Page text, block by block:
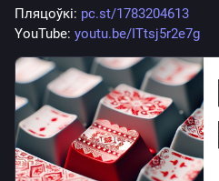
Пляцоўкі: pc.st/1783204613
YouTube: youtu.be/ITtsj5r2e7g